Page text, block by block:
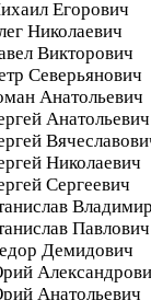
Егорович
Николаевич
Викторович
Северьянович
Анатольевич
Анатольевич
Николаевич
Сергеевич
Павлович
Демидович
Анатольевич